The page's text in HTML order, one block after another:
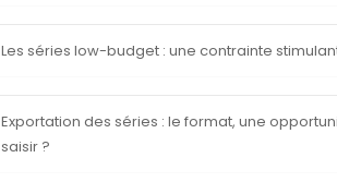
Les séries low-budget : une contrainte
Exportation des séries : le format, une
saisir ?